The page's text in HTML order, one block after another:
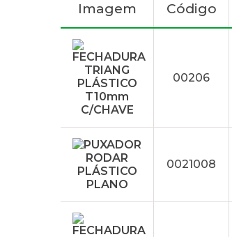
Imagem Código
00206
0021008